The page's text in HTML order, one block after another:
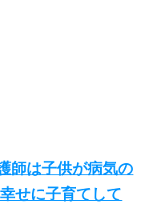
師は子供が病気の
せに子育てして